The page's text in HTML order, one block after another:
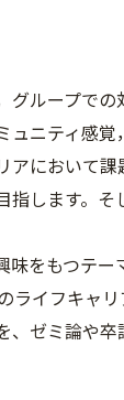
ループで
ニティ感
において
します。
をもつテ
イフキャ
ゼミ論や卒